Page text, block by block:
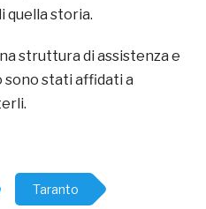
quella storia.
struttura di assistenza e
sono stati affidati a
Taranto